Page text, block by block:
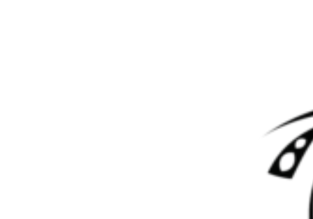
Перестал ехать назад .. и плохо едет вперед не более 40
км… Были ошибки пробуксовка 3-5 передачи .. нет связи